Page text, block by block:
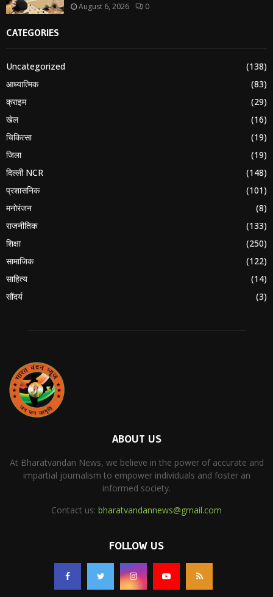
August 6, 2026 0
CATEGORIES
Uncategorized
(138)
आध्यात्मिक
(83)
क्राइम
(29)
खेल
(16)
चिकित्सा
(19)
जिला
(19)
दिल्ली NCR
(148)
प्रशासनिक
(101)
मनोरंजन
(8)
राजनीतिक
(133)
शिक्षा
(250)
सामाजिक
(122)
साहित्य
(14)
सौंदर्य
(3)
ABOUT US
At Bharatvandan News, we believe in the power of accurate and
impartial journalism to empower individuals and foster an
informed society.
Contact us: bharatvandannews@gmail.com
FOLLOW US